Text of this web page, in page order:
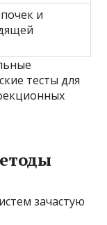
и
тесты для
зачастую